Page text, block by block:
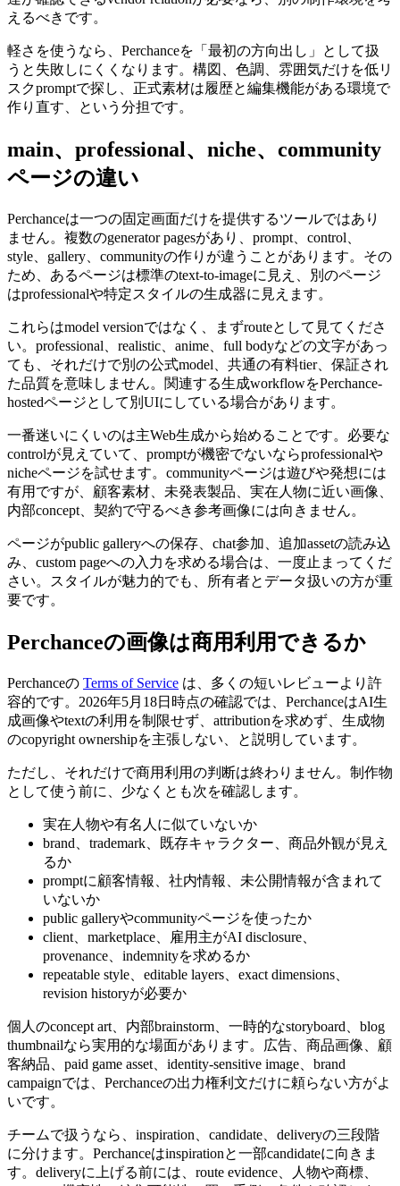
えるべきです。
軽さを使うなら、Perchanceを「最初の方向出し」として扱
うと失敗しにくくなります。構図、色調、雰囲気だけを低リ
スクpromptで探し、正式素材は履歴と編集機能がある環境で
作り直す、という分担です。
main、professional、niche、community
ページの違い
Perchanceは一つの固定画面だけを提供するツールではあり
ません。複数のgenerator pagesがあり、prompt、control、
style、gallery、communityの作りが違うことがあります。その
ため、あるページは標準のtext-to-imageに見え、別のページ
はprofessionalや特定スタイルの生成器に見えます。
これらはmodel versionではなく、まずrouteとして見てくださ
い。professional、realistic、anime、full bodyなどの文字があっ
ても、それだけで別の公式model、共通の有料tier、保証され
た品質を意味しません。関連する生成workflowをPerchance-
hostedページとして別UIにしている場合があります。
一番迷いにくいのは主Web生成から始めることです。必要な
controlが見えていて、promptが機密でないならprofessionalや
nicheページを試せます。communityページは遊びや発想には
有用ですが、顧客素材、未発表製品、実在人物に近い画像、
内部concept、契約で守るべき参考画像には向きません。
ページがpublic galleryへの保存、chat参加、追加assetの読み込
み、custom pageへの入力を求める場合は、一度止まってくだ
さい。スタイルが魅力的でも、所有者とデータ扱いの方が重
要です。
Perchanceの画像は商用利用できるか
Perchanceの Terms of Service は、多くの短いレビューより許
容的です。2026年5月18日時点の確認では、PerchanceはAI生
成画像やtextの利用を制限せず、attributionを求めず、生成物
のcopyright ownershipを主張しない、と説明しています。
ただし、それだけで商用利用の判断は終わりません。制作物
として使う前に、少なくとも次を確認します。
実在人物や有名人に似ていないか
brand、trademark、既存キャラクター、商品外観が見え
るか
promptに顧客情報、社内情報、未公開情報が含まれて
いないか
public galleryやcommunityページを使ったか
client、marketplace、雇用主がAI disclosure、
provenance、indemnityを求めるか
repeatable style、editable layers、exact dimensions、
revision historyが必要か
個人のconcept art、内部brainstorm、一時的なstoryboard、blog
thumbnailなら実用的な場面があります。広告、商品画像、顧
客納品、paid game asset、identity-sensitive image、brand
campaignでは、Perchanceの出力権利文だけに頼らない方がよ
いです。
チームで扱うなら、inspiration、candidate、deliveryの三段階
に分けます。Perchanceはinspirationと一部candidateに向きま
す。deliveryに上げる前には、route evidence、人物や商標、